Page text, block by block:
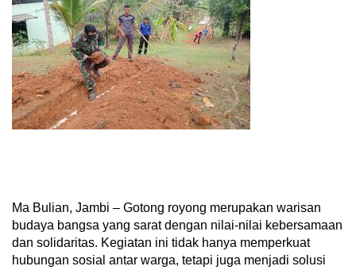
Ma Bulian, Jambi – Gotong royong merupakan warisan
budaya bangsa yang sarat dengan nilai-nilai kebersamaan
dan solidaritas. Kegiatan ini tidak hanya memperkuat
hubungan sosial antar warga, tetapi juga menjadi solusi